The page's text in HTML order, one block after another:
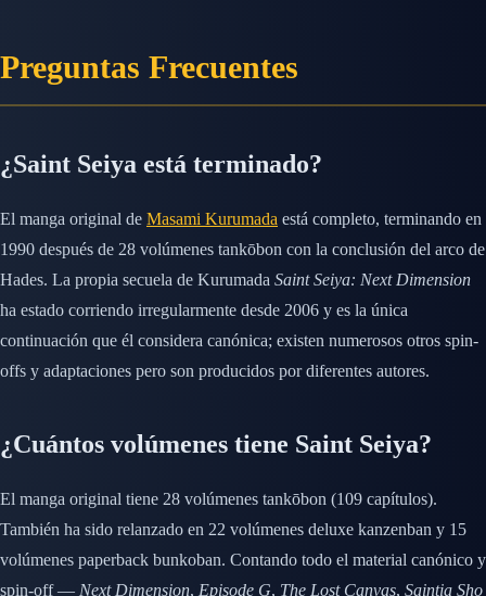
Preguntas Frecuentes
¿Saint Seiya está terminado?
El manga original de Masami Kurumada está completo, terminando en
1990 después de 28 volúmenes tankōbon con la conclusión del arco de
Hades. La propia secuela de Kurumada Saint Seiya: Next Dimension
ha estado corriendo irregularmente desde 2006 y es la única
continuación que él considera canónica; existen numerosos otros spin-
offs y adaptaciones pero son producidos por diferentes autores.
¿Cuántos volúmenes tiene Saint Seiya?
El manga original tiene 28 volúmenes tankōbon (109 capítulos).
También ha sido relanzado en 22 volúmenes deluxe kanzenban y 15
volúmenes paperback bunkoban. Contando todo el material canónico y
spin-off — Next Dimension, Episode G, The Lost Canvas, Saintia Sho